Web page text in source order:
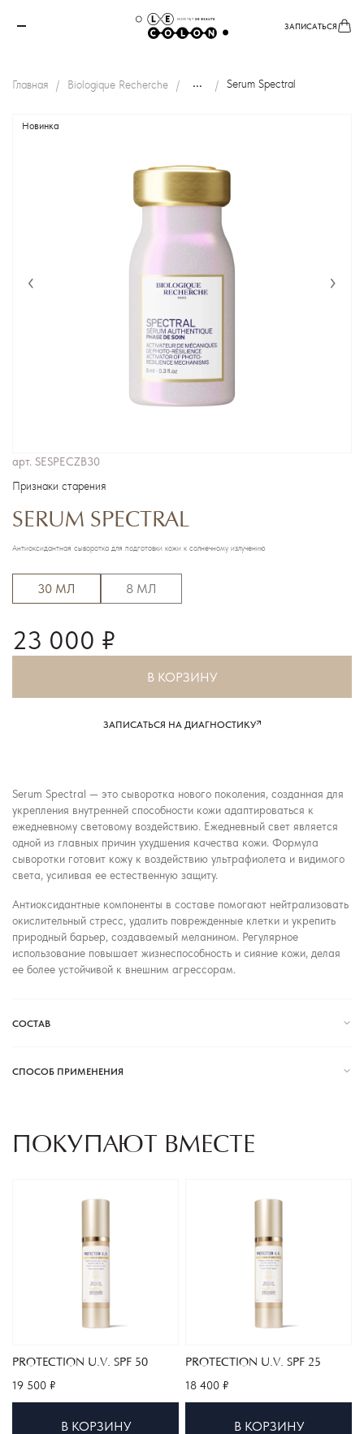
ЗАПИСАТЬСЯ
Главная Biologique Recherche ... Serum Spectral
Новинка
арт. SESPECZB30
Признаки старения
SERUM SPECTRAL
30 МЛ 8 МЛ
23 000 ₽
В КОРЗИНУ
ЗАПИСАТЬСЯ НА ДИАГНОСТИКУ
Антиоксидантная сыворотка для подготовки кожи к солнечному излучению
Serum Spectral — это сыворотка нового поколения, созданная для
укрепления внутренней способности кожи адаптироваться к
ежедневному световому воздействию. Ежедневный свет является
одной из главных причин ухудшения качества кожи. Формула
сыворотки готовит кожу к воздействию ультрафиолета и видимого
света, усиливая ее естественную защиту.
Антиоксидантные компоненты в составе помогают нейтрализовать
окислительный стресс, удалить поврежденные клетки и укрепить
природный барьер, создаваемый меланином. Регулярное
использование повышает жизнеспособность и сияние кожи, делая
ее более устойчивой к внешним агрессорам.
СОСТАВ
СПОСОБ ПРИМЕНЕНИЯ
ПОКУПАЮТ ВМЕСТЕ
PROTECTION U.V. SPF 50
19 500 ₽
В КОРЗИНУ
PROTECTION U.V. SPF 25
18 400 ₽
В КОРЗИНУ